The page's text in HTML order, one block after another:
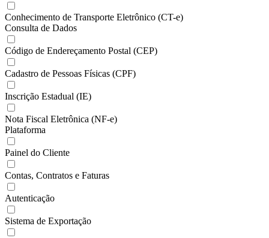
Conhecimento de Transporte Eletrônico (CT-e)
Consulta de Dados
Código de Endereçamento Postal (CEP)
Cadastro de Pessoas Físicas (CPF)
Inscrição Estadual (IE)
Nota Fiscal Eletrônica (NF-e)
Plataforma
Painel do Cliente
Contas, Contratos e Faturas
Autenticação
Sistema de Exportação